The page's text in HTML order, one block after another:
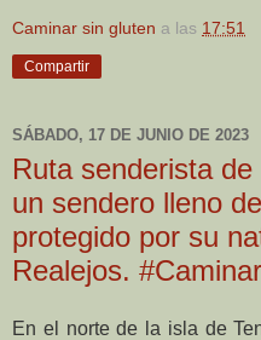
Caminar sin gluten a las 17:51
Compartir
SÁBADO, 17 DE JUNIO DE 2023
Ruta senderista
un sendero lleno
protegido por su
Realejos.
En el norte de la isla de